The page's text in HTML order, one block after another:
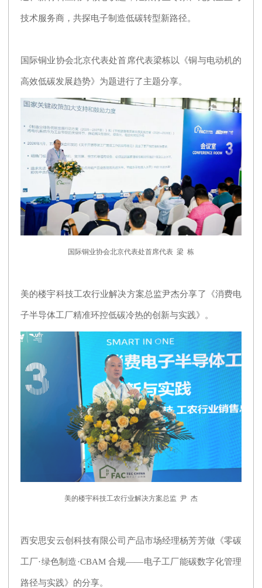
技术服务商，共探电子制造低碳转型新路径。
国际铜业协会北京代表处首席代表梁栋以《铜与电动机的
高效低碳发展趋势》为题进行了主题分享。
国际铜业协会北京代表处首席代表 梁 栋
美的楼宇科技工农行业解决方案总监尹杰分享了《消费电
子半导体工厂精准环控低碳冷热的创新与实践》。
美的楼宇科技工农行业解决方案总监 尹 杰
西安思安云创科技有限公司产品市场经理杨芳芳做《零碳
工厂·绿色制造·CBAM 合规——电子工厂能碳数字化管理
路径与实践》的分享。